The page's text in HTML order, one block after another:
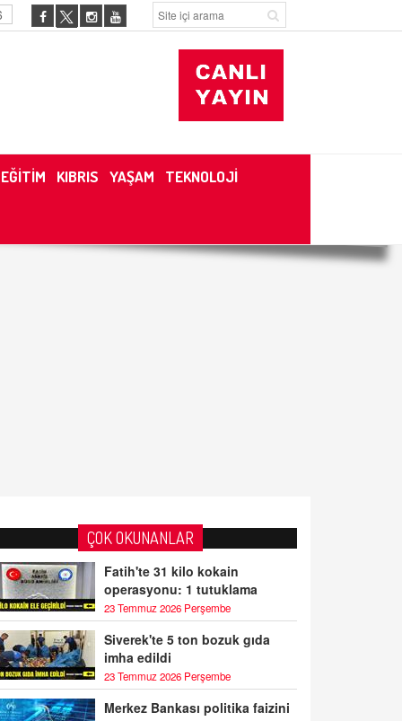
EĞİTİM KIBRIS YAŞAM TEKNOLOJİ
ÇOK OKUNANLAR
Fatih'te 31 kilo kokain
operasyonu: 1 tutuklama
23 Temmuz 2026 Perşembe
Siverek'te 5 ton bozuk gıda
imha edildi
23 Temmuz 2026 Perşembe
Merkez Bankası politika faizini